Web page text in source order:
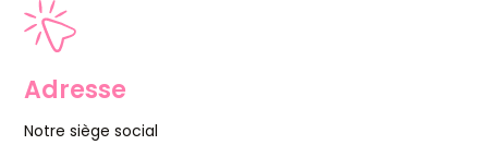
Adresse
Notre siège social